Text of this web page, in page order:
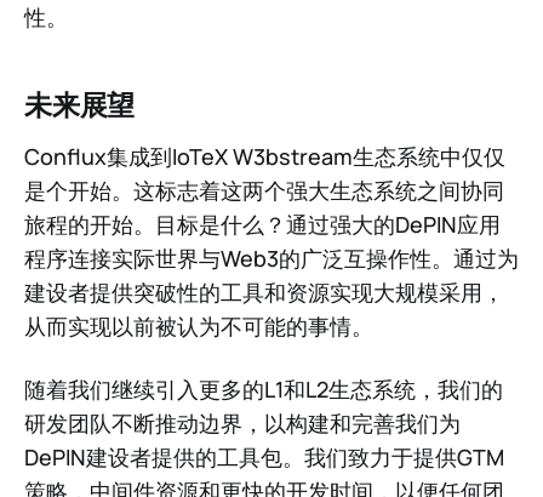
性。
未来展望
Conflux集成到IoTeX W3bstream生态系统中仅仅
是个开始。这标志着这两个强大生态系统之间协同
旅程的开始。目标是什么？通过强大的DePIN应用
程序连接实际世界与Web3的广泛互操作性。通过为
建设者提供突破性的工具和资源实现大规模采用，
从而实现以前被认为不可能的事情。
随着我们继续引入更多的L1和L2生态系统，我们的
研发团队不断推动边界，以构建和完善我们为
DePIN建设者提供的工具包。我们致力于提供GTM